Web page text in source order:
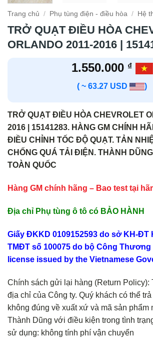
Trang chủ / Phụ tùng điện - điều hòa / Hệ
TRỞ QUẠT ĐIỀU HÒA
ORLANDO 2011-2016 |
1.550.000 ₫
( ~ 63.27 USD )
TRỞ QUẠT ĐIỀU HÒA CHEVROLET
2016 | 15141283. HÀNG GM CHÍNH
ĐIỀU CHỈNH TỐC ĐỘ QUẠT. TẢN
CHỐNG QUÁ TẢI ĐIỆN. THÀNH
TOÀN QUỐC
Hàng GM chính hãng – Bao test tại
Địa chỉ Phụ tùng ô tô có BẢO HÀNH
Giấy ĐKKD 0109152593 do sở KH-ĐT
TMĐT số 100075 do bộ Công
license issued by the Vietnamese
Chính sách gửi lại hàng (Return Policy):
địa chỉ của Công ty. Quý khách có thể
không đúng về xuất xứ và mã sản phẩm
Thành Dũng với điều kiện trong tình
sử dụng: không tính phí vận chuyển